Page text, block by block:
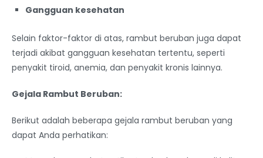
Gangguan kesehatan
Selain faktor-faktor di atas, rambut beruban juga dapat
terjadi akibat gangguan kesehatan tertentu, seperti
penyakit tiroid, anemia, dan penyakit kronis lainnya.
Gejala Rambut Beruban:
Berikut adalah beberapa gejala rambut beruban yang
dapat Anda perhatikan: